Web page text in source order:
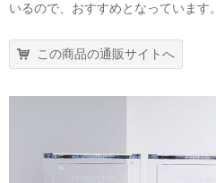
いるので、おすすめとなっています。
この商品の通販サイトへ